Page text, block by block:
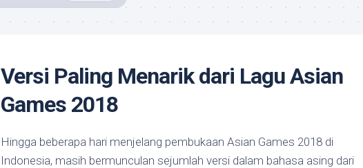
Versi Paling Menarik dari Lagu Asian
Games 2018
Hingga beberapa hari menjelang pembukaan Asian Games 2018 di
Indonesia, masih bermunculan sejumlah versi dalam bahasa asing dari